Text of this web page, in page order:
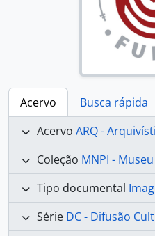
Acervo
Busca rápida
Acervo ARQ -
Coleção MNPI - Museu
Tipo documental
Série DC - Difusão